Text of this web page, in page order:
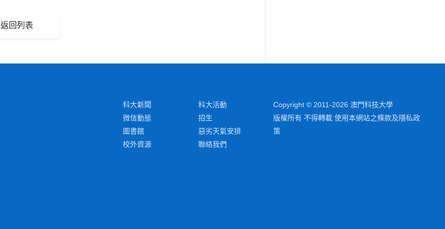
返回列表
科大新聞
科大活動
微信動態
招生
圖書館
惡劣天氣安排
校外資源
聯絡我們
Copyright © 2011-2026 澳門科技大學
版權所有 不得轉載 使用本網站之條款及隱私政
策